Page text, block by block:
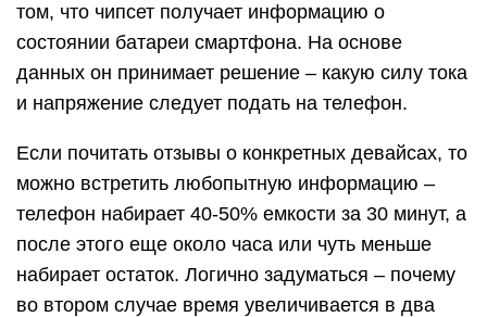
том, что чипсет получает информацию о
состоянии батареи смартфона. На основе
данных он принимает решение – какую силу тока
и напряжение следует подать на телефон.
Если почитать отзывы о конкретных девайсах, то
можно встретить любопытную информацию –
телефон набирает 40-50% емкости за 30 минут, а
после этого еще около часа или чуть меньше
набирает остаток. Логично задуматься – почему
во втором случае время увеличивается в два